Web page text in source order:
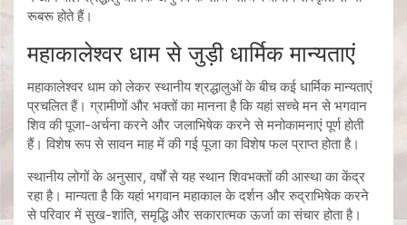
रूबरू होते हैं।
महाकालेश्वर धाम से जुड़ी धार्मिक मान्यताएं
महाकालेश्वर धाम को लेकर स्थानीय श्रद्धालुओं के बीच कई धार्मिक मान्यताएं
प्रचलित हैं। ग्रामीणों और भक्तों का मानना है कि यहां सच्चे मन से भगवान
शिव की पूजा-अर्चना करने और जलाभिषेक करने से मनोकामनाएं पूर्ण होती
हैं। विशेष रूप से सावन माह में की गई पूजा का विशेष फल प्राप्त होता है।
स्थानीय लोगों के अनुसार, वर्षों से यह स्थान शिवभक्तों की आस्था का केंद्र
रहा है। मान्यता है कि यहां भगवान महाकाल के दर्शन और रुद्राभिषेक करने
से परिवार में सुख-शांति, समृद्धि और सकारात्मक ऊर्जा का संचार होता है।